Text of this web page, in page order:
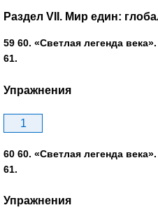
Раздел VII. Мир един:
59 60. «Светлая легенда
61.
Упражнения
1
60 60. «Светлая легенда
61.
Упражнения